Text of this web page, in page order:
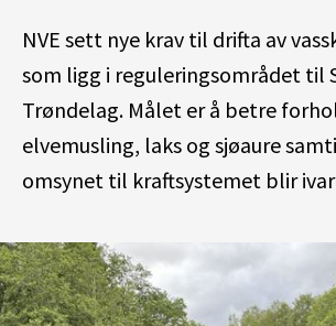
NVE sett nye krav til drifta av
som ligg i reguleringsområdet til
Trøndelag. Målet er å betre
elvemusling, laks og sjøaure
omsynet til kraftsystemet blir